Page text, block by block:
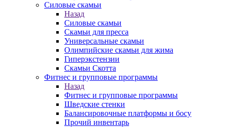
Силовые скамьи
Назад
Силовые скамьи
Скамьи для пресса
Универсальные скамьи
Олимпийские скамьи для жима
Гиперэкстензии
Скамьи Скотта
Фитнес и групповые программы
Назад
Фитнес и групповые программы
Шведские стенки
Балансировочные платформы и босу
Прочий инвентарь